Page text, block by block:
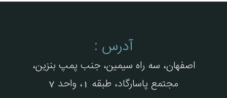
آدرس :
اصفهان، سه راه سیمین، جنب پمپ بنزین،
مجتمع پاسارگاد، طبقه 1، واحد 7